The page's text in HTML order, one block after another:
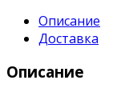
Описание
Доставка
Описание